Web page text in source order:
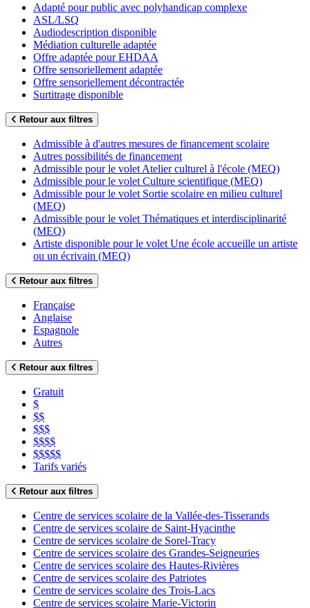
Adapté pour public avec polyhandicap complexe
ASL/LSQ
Audiodescription disponible
Médiation culturelle adaptée
Offre adaptée pour EHDAA
Offre sensoriellement adaptée
Offre sensoriellement décontractée
Surtitrage disponible
Retour aux filtres
Admissible à d'autres mesures de financement scolaire
Autres possibilités de financement
Admissible pour le volet Atelier culturel à l'école (MEQ)
Admissible pour le volet Culture scientifique (MEQ)
Admissible pour le volet Sortie scolaire en milieu culturel
(MEQ)
Admissible pour le volet Thématiques et interdisciplinarité
(MEQ)
Artiste disponible pour le volet Une école accueille un artiste
ou un écrivain (MEQ)
Retour aux filtres
Française
Anglaise
Espagnole
Autres
Retour aux filtres
Gratuit
$
$$
$$$
$$$$
$$$$$
Tarifs variés
Retour aux filtres
Centre de services scolaire de la Vallée-des-Tisserands
Centre de services scolaire de Saint-Hyacinthe
Centre de services scolaire de Sorel-Tracy
Centre de services scolaire des Grandes-Seigneuries
Centre de services scolaire des Hautes-Rivières
Centre de services scolaire des Patriotes
Centre de services scolaire des Trois-Lacs
Centre de services scolaire Marie-Victorin